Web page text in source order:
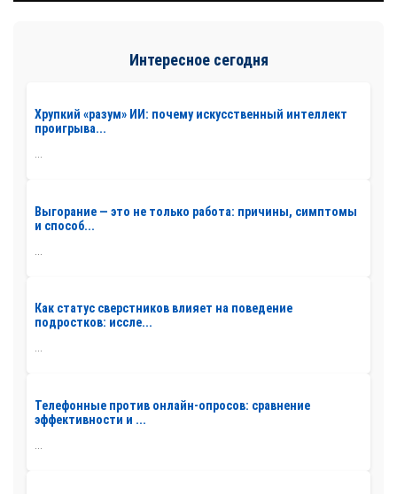
Интересное сегодня
Хрупкий «разум» ИИ: почему искусственный интеллект
проигрыва...
...
Выгорание — это не только работа: причины, симптомы
и способ...
Как статус сверстников влияет на поведение
подростков: иссле...
...
Телефонные против онлайн-опросов: сравнение
эффективности и ...